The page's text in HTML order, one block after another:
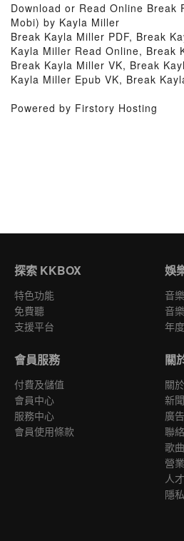
Download or Read Online Break
Mobi) by Kayla Miller
Break Kayla Miller PDF, Break
Kayla Miller Read Online, Break
Break Kayla Miller VK, Break
Kayla Miller Epub VK, Break
Powered by Firstory Hosting
探索 KKBOX
特色功能
免費聽
支援平台
娛
音
音
年
會員服務
付費及儲值
會員中心
服務中心
會員使用條款
關
關
新
廣
聯
歌
營
人
隱